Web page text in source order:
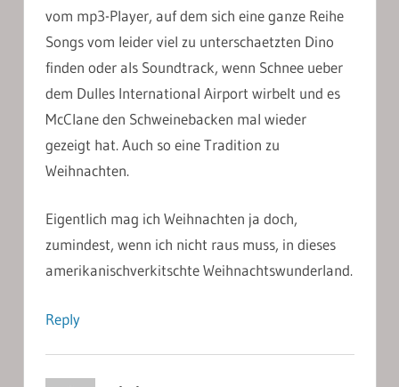
vom mp3-Player, auf dem sich eine ganze Reihe
Songs vom leider viel zu unterschaetzten Dino
finden oder als Soundtrack, wenn Schnee ueber
dem Dulles International Airport wirbelt und es
McClane den Schweinebacken mal wieder
gezeigt hat. Auch so eine Tradition zu
Weihnachten.
Eigentlich mag ich Weihnachten ja doch,
zumindest, wenn ich nicht raus muss, in dieses
amerikanischverkitschte Weihnachtswunderland.
Reply